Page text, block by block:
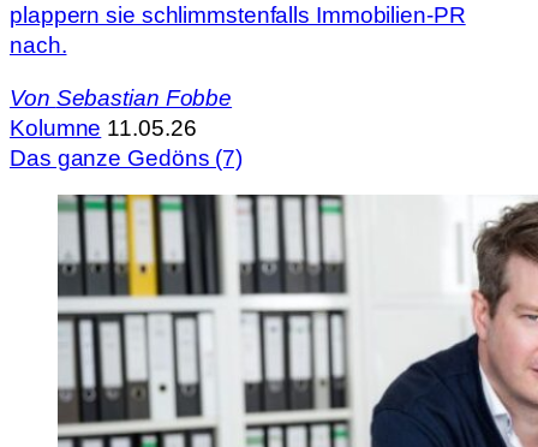
plappern sie schlimmstenfalls Immobilien-PR
nach.
Von Sebastian Fobbe
Kolumne 11.05.26
Das ganze Gedöns (7)